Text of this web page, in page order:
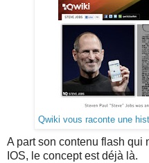
Qwiki vous raconte une
A part son contenu flash qui
IOS, le concept est déjà là.